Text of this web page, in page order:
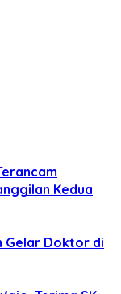
Kedua
Gelar Doktor di